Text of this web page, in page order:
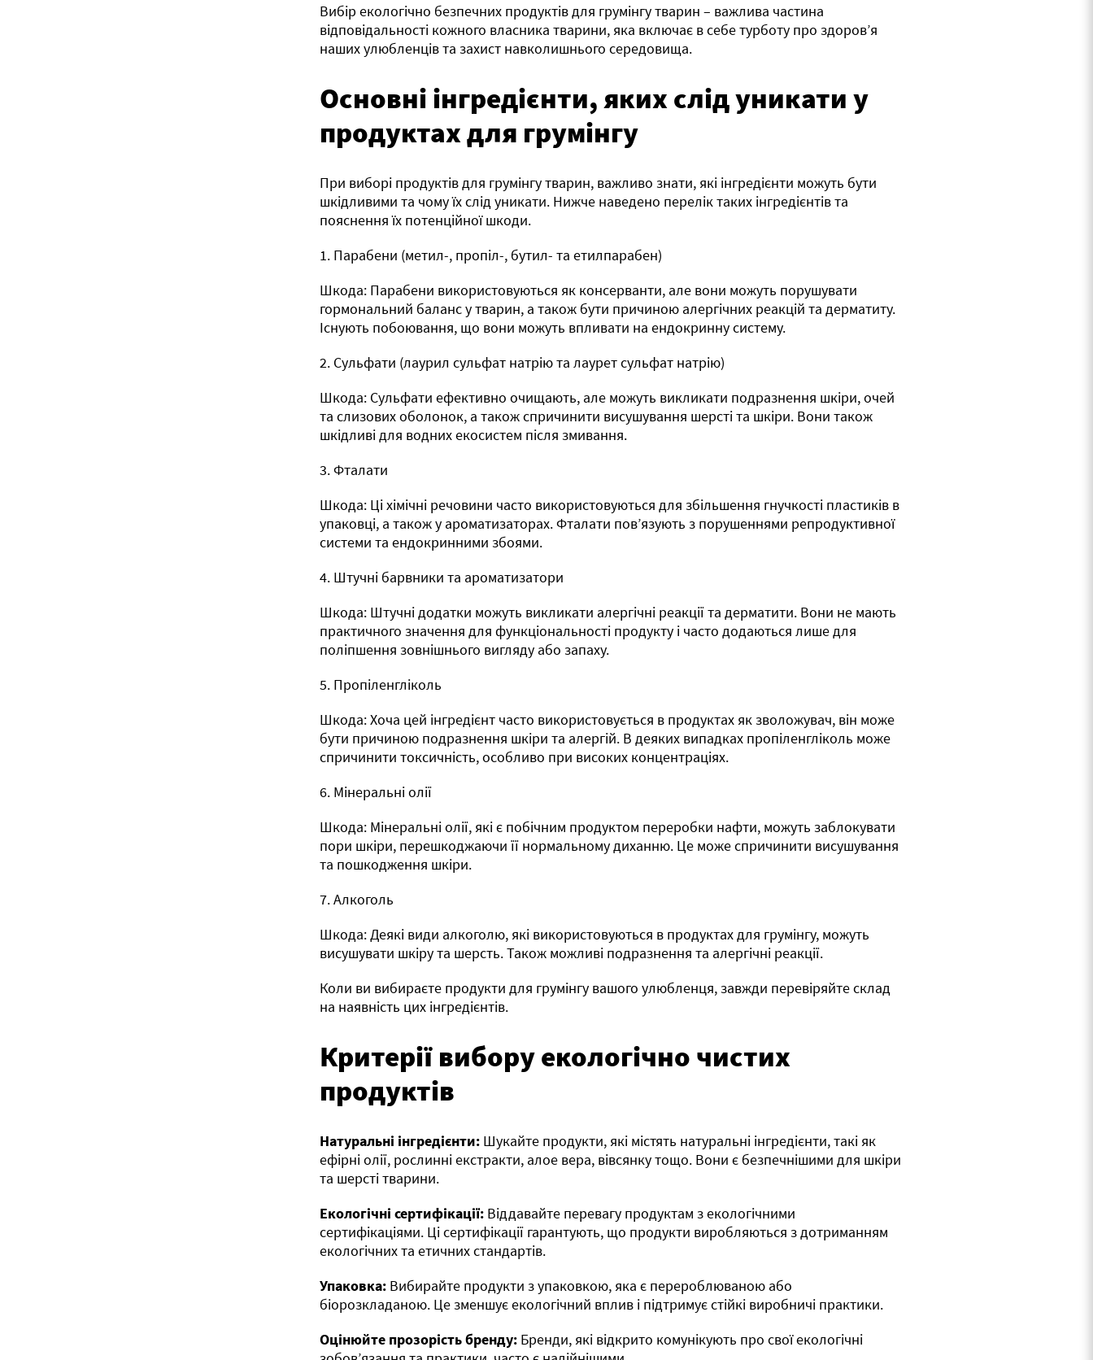
Вибір екологічно безпечних продуктів для грумінгу тварин – важлива частина
відповідальності кожного власника тварини, яка включає в себе турботу про здоров’я
наших улюбленців та захист навколишнього середовища.
Основні інгредієнти, яких слід уникати у
продуктах для грумінгу
При виборі продуктів для грумінгу тварин, важливо знати, які інгредієнти можуть бути
шкідливими та чому їх слід уникати. Нижче наведено перелік таких інгредієнтів та
пояснення їх потенційної шкоди.
1. Парабени (метил-, пропіл-, бутил- та етилпарабен)
Шкода: Парабени використовуються як консерванти, але вони можуть порушувати
гормональний баланс у тварин, а також бути причиною алергічних реакцій та дерматиту.
Існують побоювання, що вони можуть впливати на ендокринну систему.
2. Сульфати (лаурил сульфат натрію та лаурет сульфат натрію)
Шкода: Сульфати ефективно очищають, але можуть викликати подразнення шкіри, очей
та слизових оболонок, а також спричинити висушування шерсті та шкіри. Вони також
шкідливі для водних екосистем після змивання.
3. Фталати
Шкода: Ці хімічні речовини часто використовуються для збільшення гнучкості пластиків в
упаковці, а також у ароматизаторах. Фталати пов’язують з порушеннями репродуктивної
системи та ендокринними збоями.
4. Штучні барвники та ароматизатори
Шкода: Штучні додатки можуть викликати алергічні реакції та дерматити. Вони не мають
практичного значення для функціональності продукту і часто додаються лише для
поліпшення зовнішнього вигляду або запаху.
5. Пропіленгліколь
Шкода: Хоча цей інгредієнт часто використовується в продуктах як зволожувач, він може
бути причиною подразнення шкіри та алергій. В деяких випадках пропіленгліколь може
спричинити токсичність, особливо при високих концентраціях.
6. Мінеральні олії
Шкода: Мінеральні олії, які є побічним продуктом переробки нафти, можуть заблокувати
пори шкіри, перешкоджаючи її нормальному диханню. Це може спричинити висушування
та пошкодження шкіри.
7. Алкоголь
Шкода: Деякі види алкоголю, які використовуються в продуктах для грумінгу, можуть
висушувати шкіру та шерсть. Також можливі подразнення та алергічні реакції.
Коли ви вибираєте продукти для грумінгу вашого улюбленця, завжди перевіряйте склад
на наявність цих інгредієнтів.
Критерії вибору екологічно чистих
продуктів
Натуральні інгредієнти: Шукайте продукти, які містять натуральні інгредієнти, такі як
ефірні олії, рослинні екстракти, алое вера, вівсянку тощо. Вони є безпечнішими для шкіри
та шерсті тварини.
Екологічні сертифікації: Віддавайте перевагу продуктам з екологічними
сертифікаціями. Ці сертифікації гарантують, що продукти виробляються з дотриманням
екологічних та етичних стандартів.
Упаковка: Вибирайте продукти з упаковкою, яка є перероблюваною або
біорозкладаною. Це зменшує екологічний вплив і підтримує стійкі виробничі практики.
Оцінюйте прозорість бренду: Бренди, які відкрито комунікують про свої екологічні